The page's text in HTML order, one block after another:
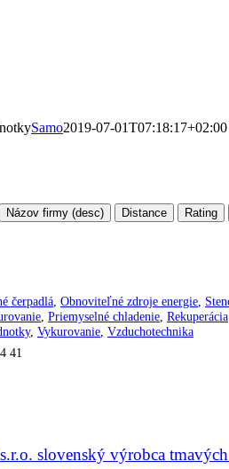
Samo2019-07-01T07:18:17+02:00
Názov firmy (desc) Distance
Rating
čerpadlá Obnoviteľné zdroje energie
Priemyselné chladenie Rekuperácia
, Vykurovanie Vzduchotechnika
41
slovenský výrobca